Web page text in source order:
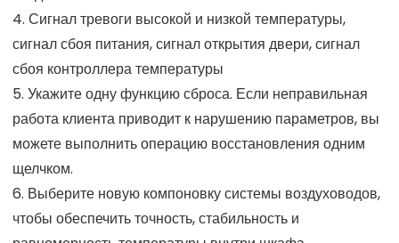
4. Сигнал тревоги высокой и низкой температуры,
сигнал сбоя питания, сигнал открытия двери, сигнал
сбоя контроллера температуры
5. Укажите одну функцию сброса. Если неправильная
работа клиента приводит к нарушению параметров, вы
можете выполнить операцию восстановления одним
щелчком.
6. Выберите новую компоновку системы воздуховодов,
чтобы обеспечить точность, стабильность и